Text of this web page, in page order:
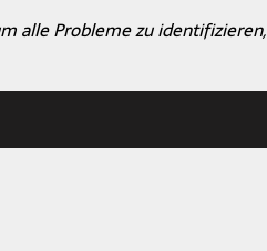
alle Probleme zu